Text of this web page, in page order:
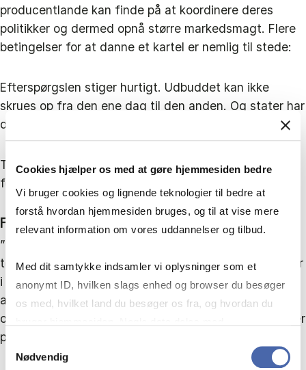
Cookies hjælper os med at gøre hjemmesiden bedre
Vi bruger cookies og lignende teknologier til bedre at
forstå hvordan hjemmesiden bruges, og til at vise mere
relevant information om vores uddannelser og tilbud.
Med dit samtykke indsamler vi oplysninger som et
anonymt ID, hvilken slags enhed og browser du besøger
os med, hvilket land du besøger os fra, og hvordan du
markedsføring. Du bestemmer selv - og kan altid trække
Samtykkevalg
Nødvendig
producentlande kan finde på at koordinere deres
politikker og dermed opnå større markedsmagt. Flere
betingelser for at danne et kartel er nemlig til stede:
Efterspørgslen stiger hurtigt. Udbuddet kan ikke
skrues op fra den ene dag til den anden. Og stater har
direkte kontrol med ressourcerne.
Til gengæld er markedet for kritiske mineraler ifølge
forfatterne mere komplekst end olie.
Forskere tror ikke på OPEC 2.0
”Der findes mange forskellige mineraler, og
teknologierne ændrer sig hurtigt. Og forbrugerne, især
i EU, USA og Japan, forsøger aktivt at reducere
afhængigheden gennem genanvendelse, substitution
og nye handelsaftaler,” fortæller Tooraj Jamasb, der er
professor i energiøkonomi på CBS.